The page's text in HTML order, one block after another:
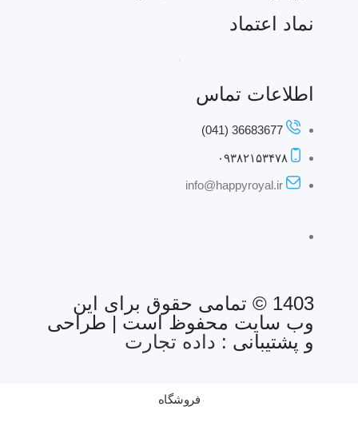
نماد اعتماد
اطلاعات تماس
36683677 (041)
۰۹۳۸۲۱۵۳۴۷۸
info@happyroyal.ir
1403 © تمامی حقوق برای این
وب سایت محفوظ است | طراحی
و پشتیبانی : داده تجارت
فروشگاه